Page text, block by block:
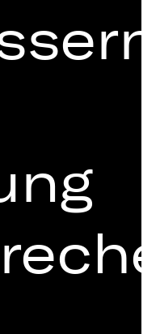
aller Energie
gehasst wird,
in der
und von
Hingesetzt
Raumes,
wiederum